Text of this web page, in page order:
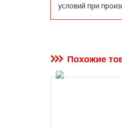
условий при
Похожие